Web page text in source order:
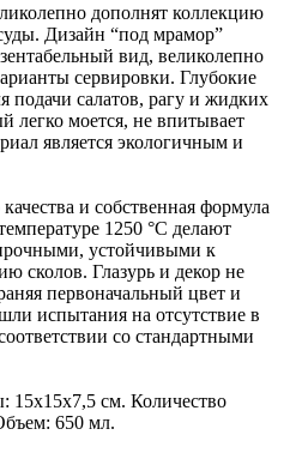
дополнят коллекцию
Дизайн “под мрамор”
вид, великолепно
сервировки. Глубокие
подачи салатов, рагу и жидких
легко моется, не впитывает
является экологичным и
и собственная формула
1250 °C делают
устойчивыми к
сколов. Глазурь и декор не
первоначальный цвет и
испытания на отсутствие в
со стандартными
15х15х7,5 см. Количество
650 мл.